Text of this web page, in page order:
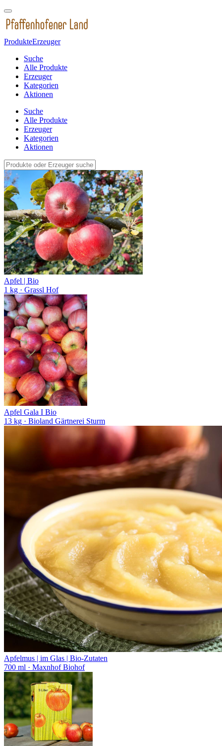
ProdukteErzeuger
Suche
Alle Produkte
Erzeuger
Kategorien
Aktionen
Suche
Alle Produkte
Erzeuger
Kategorien
Aktionen
Apfel | Bio
1 kg · Grassl Hof
Apfel Gala I Bio
13 kg · Bioland Gärtnerei Sturm
Apfelmus | im Glas | Bio-Zutaten
700 ml · Maxnhof Biohof